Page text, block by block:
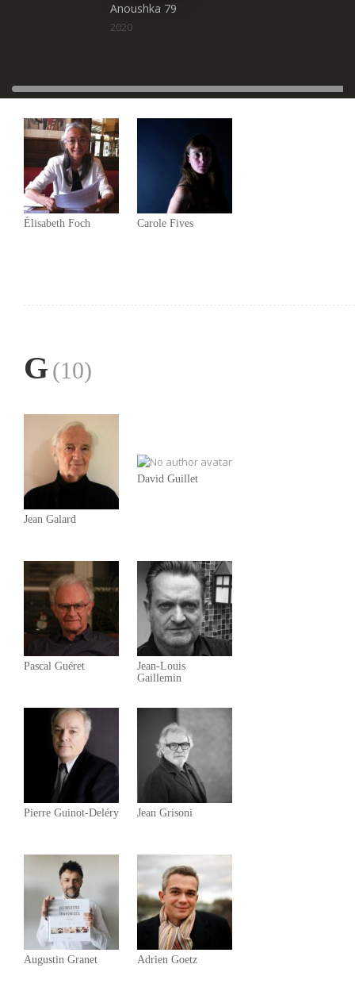
Anoushka 79
2020
Réaulx
Élisabeth Foch Carole Fives
G (10)
Jean Galard
David Guillet
Pascal Guéret
Jean-Louis
Gaillemin
Pierre Guinot-Deléry Jean Grisoni
Augustin Granet Adrien Goetz